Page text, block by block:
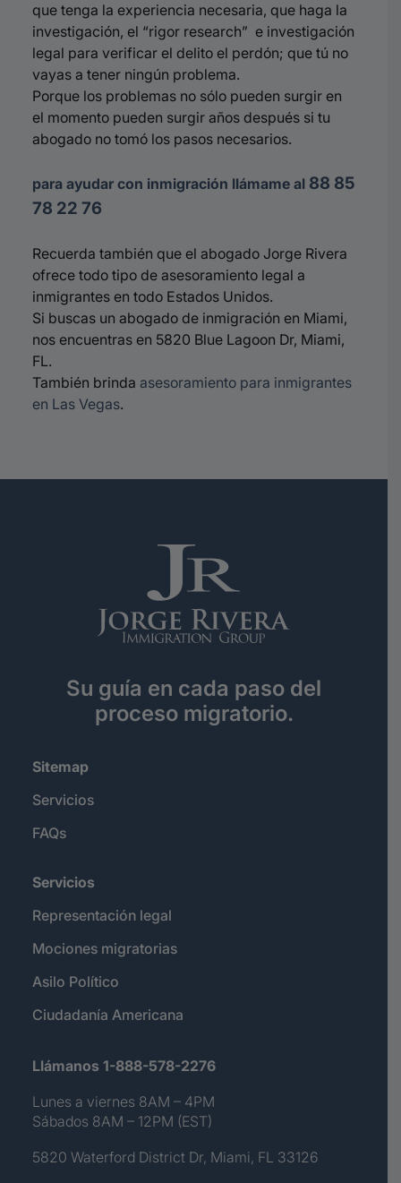
que tenga la experiencia necesaria, que haga la
investigación, el “rigor research” e investigación
legal para verificar el delito el perdón; que tú no
vayas a tener ningún problema.
Porque los problemas no sólo pueden surgir en
el momento pueden surgir años después si tu
abogado no tomó los pasos necesarios.
para ayudar con inmigración llámame al 88 85
78 22 76
Recuerda también que el abogado Jorge Rivera
ofrece todo tipo de asesoramiento legal a
inmigrantes en todo Estados Unidos.
Si buscas un abogado de inmigración en Miami,
nos encuentras en 5820 Blue Lagoon Dr, Miami,
FL.
También brinda asesoramiento para inmigrantes
en Las Vegas.
Su guía en cada paso del
proceso migratorio.
Sitemap
Servicios
FAQs
Servicios
Representación legal
Mociones migratorias
Asilo Político
Ciudadanía Americana
Llámanos 1-888-578-2276
Lunes a viernes 8AM – 4PM
Sábados 8AM – 12PM (EST)
5820 Waterford District Dr, Miami, FL 33126